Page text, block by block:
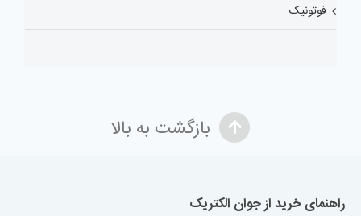
فوتونیک
بازگشت به بالا
راهنمای خرید از جوان الکتریک